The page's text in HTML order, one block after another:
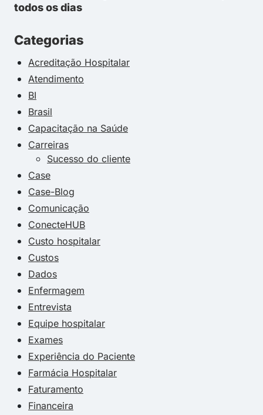
todos os dias
Categorias
Acreditação Hospitalar
Atendimento
BI
Brasil
Capacitação na Saúde
Carreiras
Sucesso do cliente
Case
Case-Blog
Comunicação
ConecteHUB
Custo hospitalar
Custos
Dados
Enfermagem
Entrevista
Equipe hospitalar
Exames
Experiência do Paciente
Farmácia Hospitalar
Faturamento
Financeira